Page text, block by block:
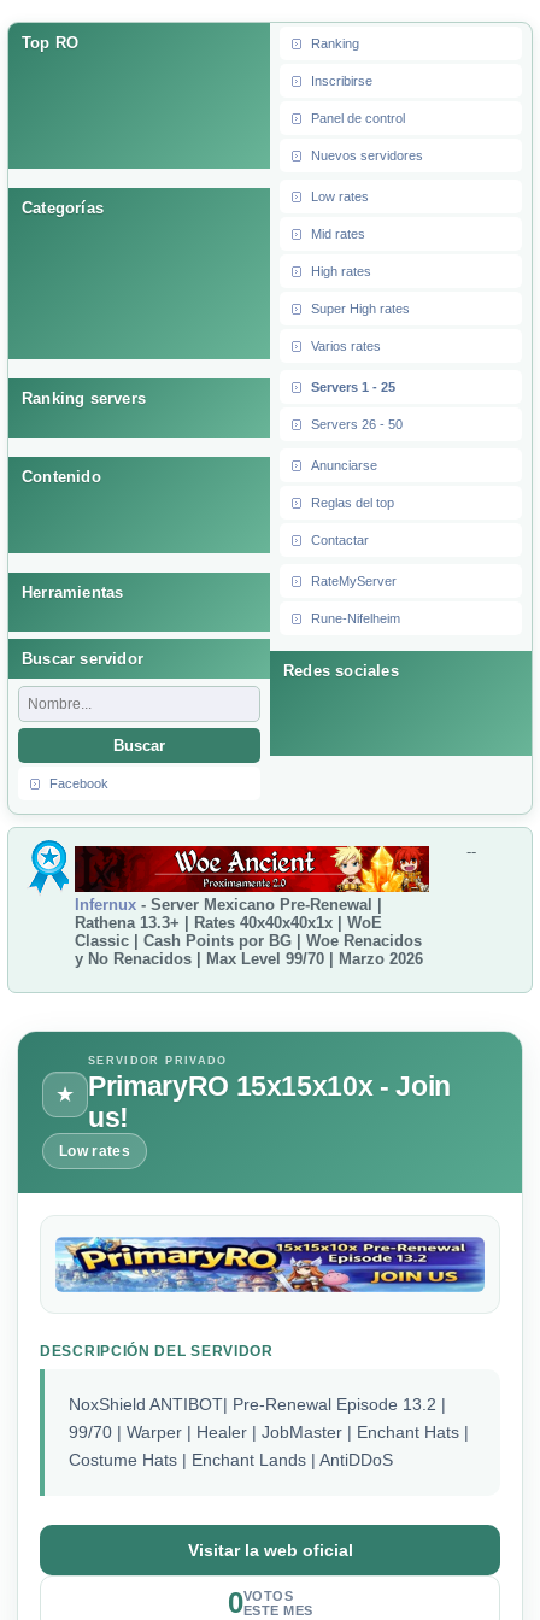
Top RO Ranking
Inscribirse
Panel de control
Nuevos servidores
Categorías
Low rates
Mid rates
High rates
Super High rates
Varios rates
Ranking servers
Servers 1 - 25
Servers 26 - 50
Contenido
Anunciarse
Reglas del top
Contactar
Herramientas
RateMyServer
Rune-Nifelheim
Buscar servidor
Buscar
Redes sociales
Facebook
Infernux - Server Mexicano Pre-Renewal |
Rathena 13.3+ | Rates 40x40x40x1x | WoE
Classic | Cash Points por BG | Woe Renacidos
y No Renacidos | Max Level 99/70 | Marzo 2026
--
★
SERVIDOR PRIVADO
PrimaryRO 15x15x10x - Join
us!
Low rates
DESCRIPCIÓN DEL SERVIDOR
NoxShield ANTIBOT| Pre-Renewal Episode 13.2 |
99/70 | Warper | Healer | JobMaster | Enchant Hats |
Costume Hats | Enchant Lands | AntiDDoS
Visitar la web oficial
0VOTOS
ESTE MES